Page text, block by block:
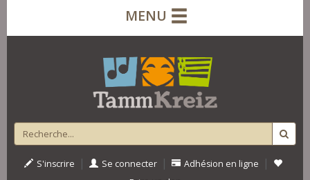
MENU
S'inscrire | Se connecter | Adhésion en ligne |